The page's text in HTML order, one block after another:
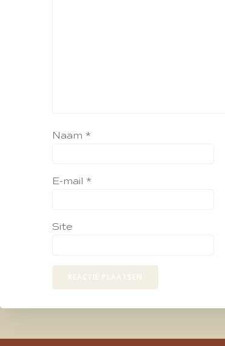
Naam *
E-mail *
Site